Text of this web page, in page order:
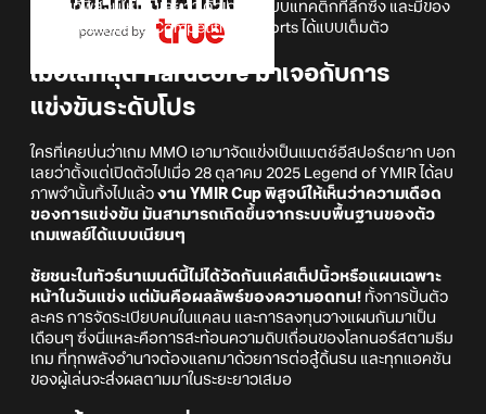
สำคัญที่พิสูจน์ให้เห็นเลยว่า ตัวเกมมีระบบแทคติกที่ลึกซึ้ง และมีของ
พอที่จะเป็นเกมสาย Competitive eSports ได้แบบเต็มตัว
เมื่อโลกสุด Hardcore มาเจอกับการ
แข่งขันระดับโปร
ใครที่เคยบ่นว่าเกม MMO เอามาจัดแข่งเป็นแมตช์อีสปอร์ตยาก บอก
เลยว่าตั้งแต่เปิดตัวไปเมื่อ 28 ตุลาคม 2025 Legend of YMIR ได้ลบ
ภาพจำนั้นทิ้งไปแล้ว งาน YMIR Cup พิสูจน์ให้เห็นว่าความเดือด
ของการแข่งขัน มันสามารถเกิดขึ้นจากระบบพื้นฐานของตัว
เกมเพลย์ได้แบบเนียนๆ
ชัยชนะในทัวร์นาเมนต์นี้ไม่ได้วัดกันแค่สเต็ปนิ้วหรือแผนเฉพาะ
หน้าในวันแข่ง แต่มันคือผลลัพธ์ของความอดทน! ทั้งการปั้นตัว
ละคร การจัดระเบียบคนในแคลน และการลงทุนวางแผนกันมาเป็น
เดือนๆ ซึ่งนี่แหละคือการสะท้อนความดิบเถื่อนของโลกนอร์สตามธีม
เกม ที่ทุกพลังอำนาจต้องแลกมาด้วยการต่อสู้ดิ้นรน และทุกแอคชัน
ของผู้เล่นจะส่งผลตามมาในระยะยาวเสมอ